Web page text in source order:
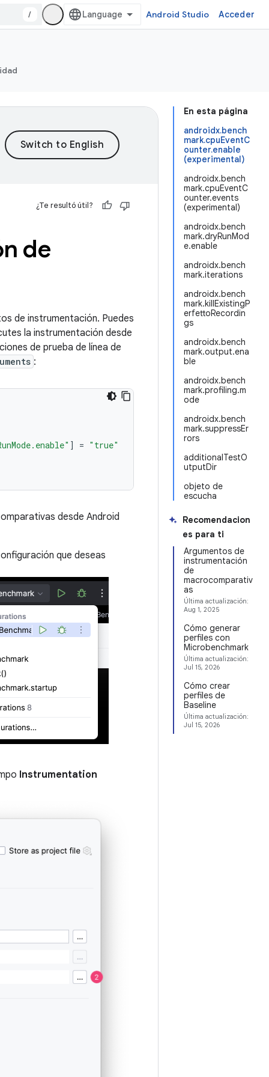
/ Android Studio Acceder
En esta página
androidx.bench
mark.cpuEventC
ounter.enable
(experimental)
androidx.bench
mark.cpuEventC
ounter.events
(experimental)
androidx.bench
mark.dryRunMod
e.enable
androidx.bench
mark.iterations
androidx.bench
mark.killExistingP
erfettoRecordin
gs
androidx.bench
mark.output.ena
ble
androidx.bench
mark.profiling.m
ode
androidx.bench
mark.suppressEr
rors
additionalTestO
utputDir
objeto de
escucha
Recomendacion
es para ti
Argumentos de
instrumentación
de
macrocomparativ
as
Última actualización:
Aug 1, 2025
Cómo generar
perfiles con
Microbenchmark
Última actualización:
Jul 15, 2026
Cómo crear
perfiles de
Baseline
Última actualización:
Jul 15, 2026
¿Te resultó útil?
de
de instrumentación. Puedes
la instrumentación desde
de prueba de línea de
:
] = "true"
desde Android
que deseas
Instrumentation